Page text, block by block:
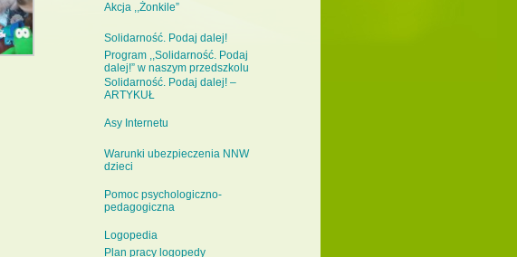
Akcja ,,Żonkile”
Solidarność. Podaj dalej!
Program ,,Solidarność. Podaj
dalej!” w naszym przedszkolu
Solidarność. Podaj dalej! –
ARTYKUŁ
Asy Internetu
Warunki ubezpieczenia NNW
dzieci
Pomoc psychologiczno-
pedagogiczna
Logopedia
Plan pracy logopedy